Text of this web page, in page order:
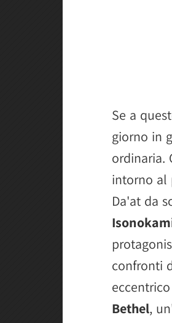
Se a
giorno in
ordinaria.
intorno al
Da'at da
confronti
Bethel,